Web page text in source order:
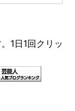
通う整骨院は
拠に、こち ...
1日1回クリッ